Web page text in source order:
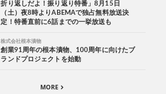
折り返しだよ！振り返り特番」8月15日
（土）夜8時よりABEMAで独占無料放送決
定！特番直前に6話までの一挙放送も
株式会社根本漬物
創業91周年の根本漬物、100周年に向けたブ
ランドプロジェクトを始動
MORE